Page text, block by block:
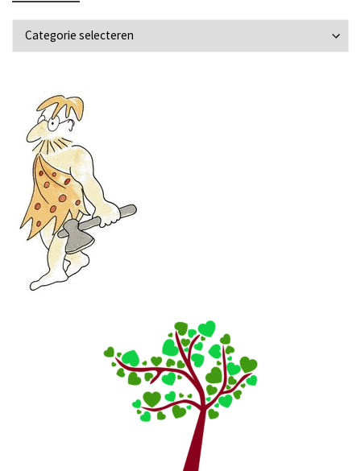
Ontdek onderwerpen